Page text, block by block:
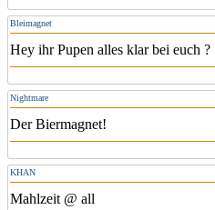
Bleimagnet
Hey ihr Pupen alles klar bei euch ?
Nightmare
Der Biermagnet!
KHAN
Mahlzeit @ all